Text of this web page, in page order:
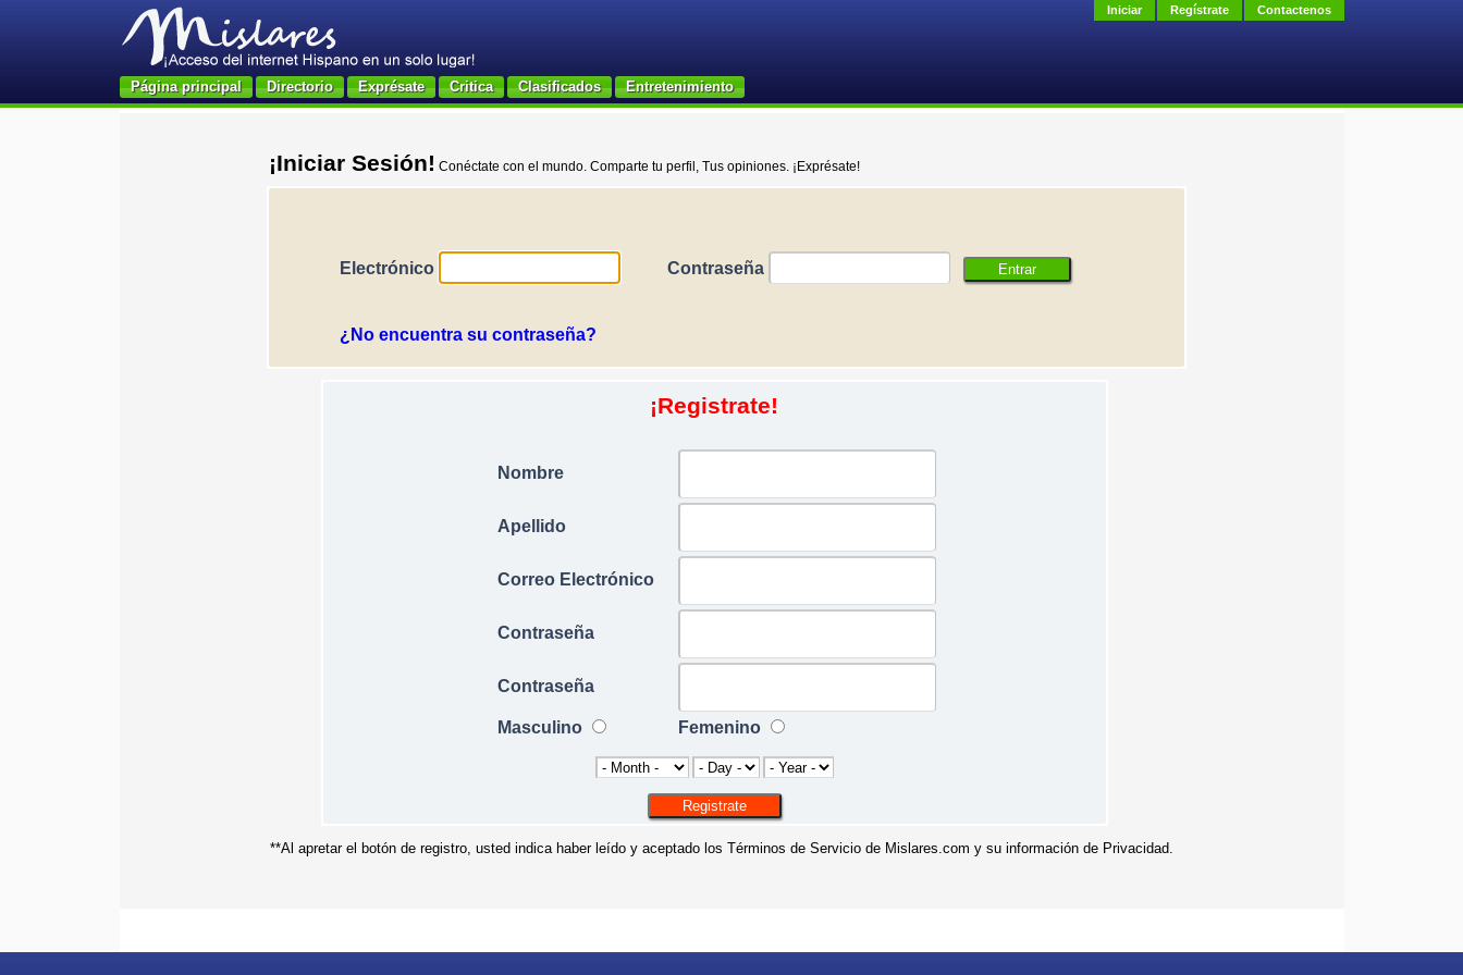
Iniciar Regístrate Contactenos
Página principal Directorio Exprésate Critica Clasificados Entretenimiento
¡Iniciar Sesión! Conéctate con el mundo. Comparte tu perfil, Tus opiniones. ¡Exprésate!
Electrónico Contraseña
¿No encuentra su contraseña?
¡Registrate!
Nombre
Apellido
Correo Electrónico
Contraseña
Contraseña
Masculino Femenino
**Al apretar el botón de registro, usted indica haber leído y aceptado los Términos de Servicio de Mislares.com y su información de Privacidad.